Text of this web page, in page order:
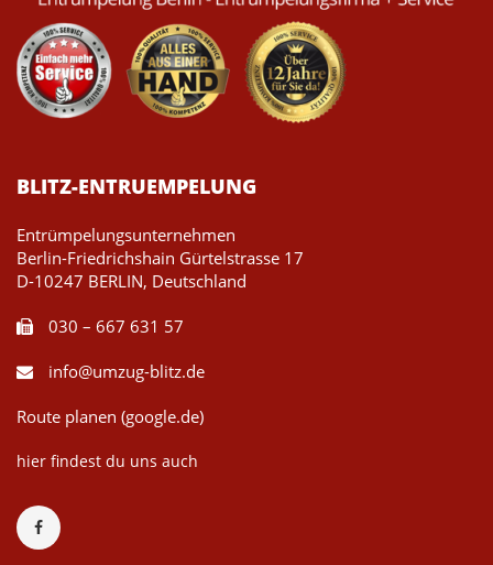
BLITZ-ENTRUEMPELUNG
Entrümpelungsunternehmen
Berlin-Friedrichshain Gürtelstrasse 17
D-10247 BERLIN, Deutschland
030 – 667 631 57
info@umzug-blitz.de
Route planen (google.de)
hier findest du uns auch